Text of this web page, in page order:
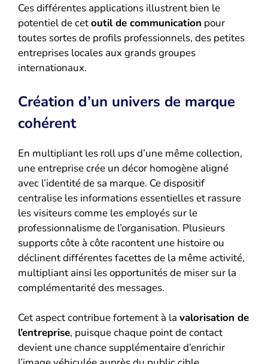
Ces différentes applications illustrent bien le
potentiel de cetoutil de communication pour
toutes sortes de profils professionnels, des petites
entreprises locales aux grands groupes
internationaux.
Création d’un univers de marque
cohérent
En multipliant les roll ups d’une même collection,
une entreprise crée un décor homogène aligné
avec l’identité de sa marque. Ce dispositif
centralise les informations essentielles et rassure
les visiteurs comme les employés sur le
professionnalisme de l’organisation. Plusieurs
supports côte à côte racontent une histoire ou
déclinent différentes facettes de la même activité,
multipliant ainsi les opportunités de miser sur la
complémentarité des messages.
Cet aspect contribue fortement à la valorisation de
l’entreprise, puisque chaque point de contact
devient une chance supplémentaire d’enrichir